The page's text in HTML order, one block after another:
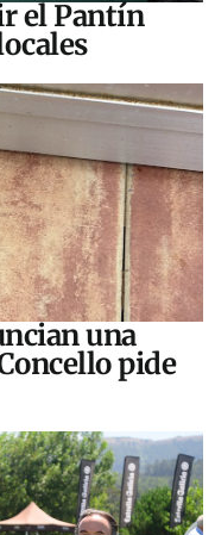
el Pantín
una
pide